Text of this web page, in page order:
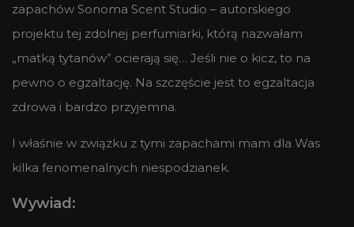
zapachów Sonoma Scent Studio – autorskiego
projektu tej zdolnej perfumiarki, którą nazwałam
„matką tytanów” ocierają się… Jeśli nie o kicz, to na
pewno o egzaltację. Na szczęście jest to egzaltacja
zdrowa i bardzo przyjemna.
I właśnie w związku z tymi zapachami mam dla Was
kilka fenomenalnych niespodzianek.
Wywiad: